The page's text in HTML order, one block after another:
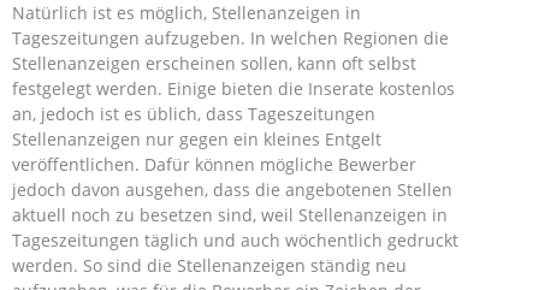
Natürlich ist es möglich, Stellenanzeigen in
Tageszeitungen aufzugeben. In welchen Regionen die
Stellenanzeigen erscheinen sollen, kann oft selbst
festgelegt werden. Einige bieten die Inserate kostenlos
an, jedoch ist es üblich, dass Tageszeitungen
Stellenanzeigen nur gegen ein kleines Entgelt
veröffentlichen. Dafür können mögliche Bewerber
jedoch davon ausgehen, dass die angebotenen Stellen
aktuell noch zu besetzen sind, weil Stellenanzeigen in
Tageszeitungen täglich und auch wöchentlich gedruckt
werden. So sind die Stellenanzeigen ständig neu